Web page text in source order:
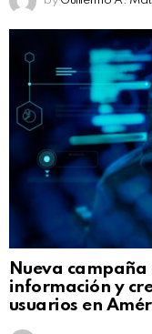
Nueva
información y
usuarios en